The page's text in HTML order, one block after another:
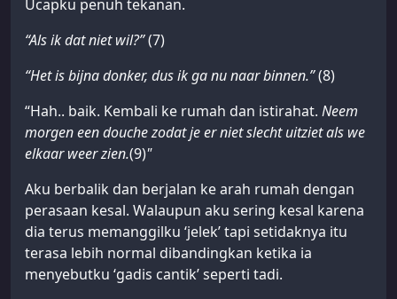
Ucapku penuh tekanan.
“Als ik dat niet wil?”(7)
“Het is bijna donker, dus ik ga nu naar binnen.”(8)
“Hah.. baik. Kembali ke rumah dan istirahat. Neem
morgen een douche zodat je er niet slecht uitziet als we
elkaar weer zien.(9)"
Aku berbalik dan berjalan ke arah rumah dengan
perasaan kesal. Walaupun aku sering kesal karena
dia terus memanggilku ‘jelek’ tapi setidaknya itu
terasa lebih normal dibandingkan ketika ia
menyebutku ‘gadis cantik’ seperti tadi.